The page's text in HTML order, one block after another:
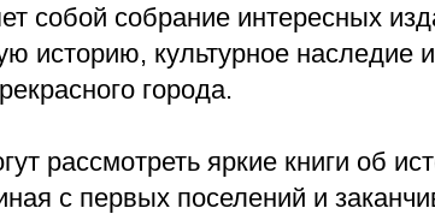
собой собрание интересных
историю, культурное наследие
города.
рассмотреть яркие книги об
с первых поселений и